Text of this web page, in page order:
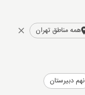
همه مناطق تهران
نهم دبیرستان